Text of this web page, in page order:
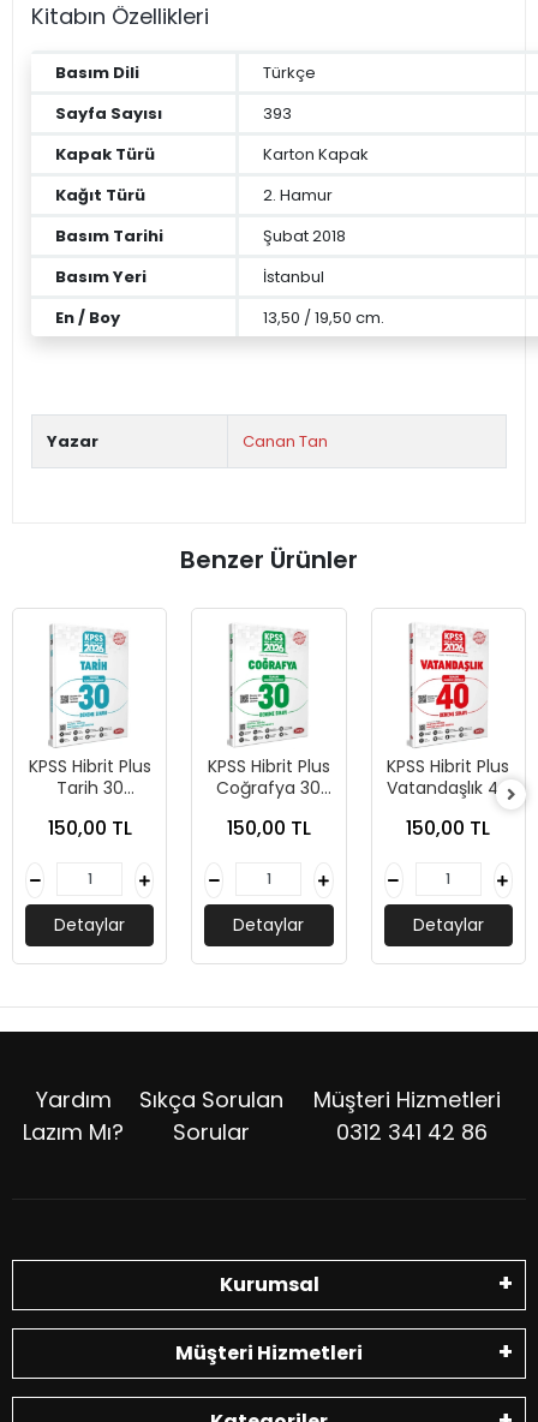
Kitabın Özellikleri
Basım Dili
Türkçe
Sayfa Sayısı
393
Kapak Türü
Karton Kapak
Kağıt Türü
2. Hamur
Basım Tarihi
Şubat 2018
Basım Yeri
İstanbul
En / Boy
13,50 / 19,50 cm.
Yazar Canan Tan
Benzer Ürünler
KPSS Hibrit Plus
Tarih 30
Data Yayınları
150,00 TL
Detaylar
KPSS Hibrit Plus
Coğrafya 30
Data Yayınları
150,00 TL
Detaylar
KPSS Hibrit Plus
Vatandaşlık 40
Data Yayınları
150,00 TL
Detaylar
Yardım
Lazım Mı?
Sıkça Sorulan
Sorular
Müşteri Hizmetleri
0312 341 42 86
Kurumsal
Müşteri Hizmetleri